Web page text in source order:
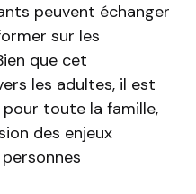
peuvent échanger
sur les
que cet
les adultes, il est
toute la famille,
des enjeux